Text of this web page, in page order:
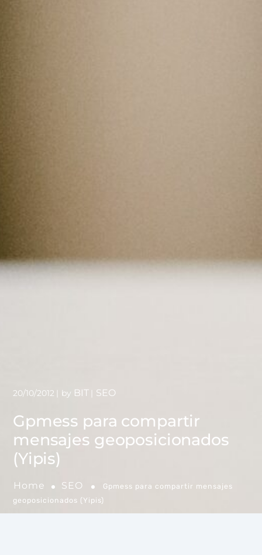
Gpmess para compartir
mensajes geoposicionados
(Yipis)
Home SEO
Gpmess para compartir mensajes
geoposicionados (Yipis)
20/10/2012 by BIT SEO